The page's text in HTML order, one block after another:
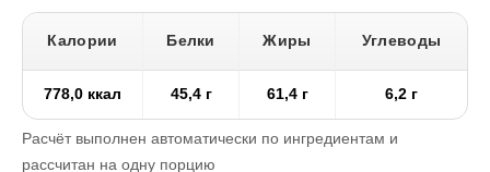
Калории Белки Жиры Углеводы
778,0 ккал 45,4 г 61,4 г 6,2 г
Расчёт выполнен автоматически по ингредиентам и
рассчитан на одну порцию